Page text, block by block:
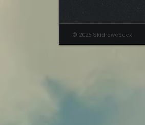
© 2026 Skidrowcodex